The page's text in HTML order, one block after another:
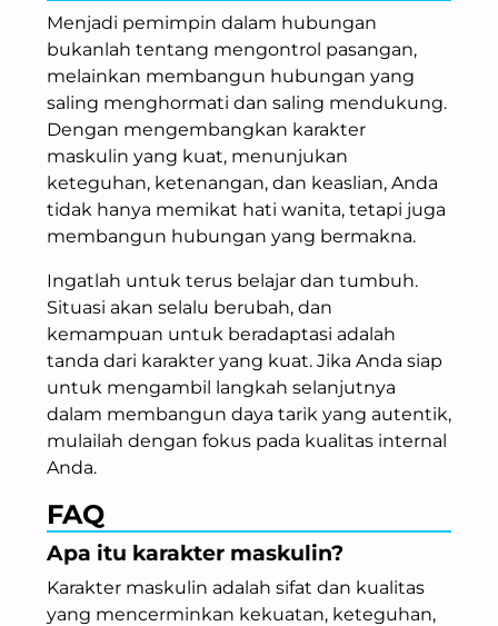
Menjadi pemimpin dalam hubungan
bukanlah tentang mengontrol pasangan,
melainkan membangun hubungan yang
saling menghormati dan saling mendukung.
Dengan mengembangkan karakter
maskulin yang kuat, menunjukan
keteguhan, ketenangan, dan keaslian, Anda
tidak hanya memikat hati wanita, tetapi juga
membangun hubungan yang bermakna.
Ingatlah untuk terus belajar dan tumbuh.
Situasi akan selalu berubah, dan
kemampuan untuk beradaptasi adalah
tanda dari karakter yang kuat. Jika Anda siap
untuk mengambil langkah selanjutnya
dalam membangun daya tarik yang autentik,
mulailah dengan fokus pada kualitas internal
Anda.
FAQ
Apa itu karakter maskulin?
Karakter maskulin adalah sifat dan kualitas
yang mencerminkan kekuatan, keteguhan,